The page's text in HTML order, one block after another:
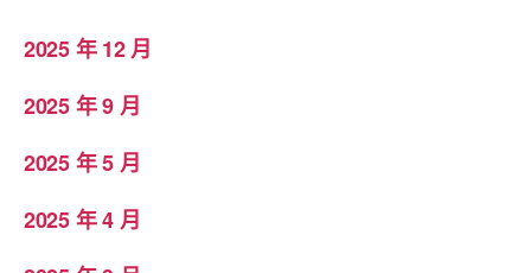
2025 年 12 月
2025 年 9 月
2025 年 5 月
2025 年 4 月